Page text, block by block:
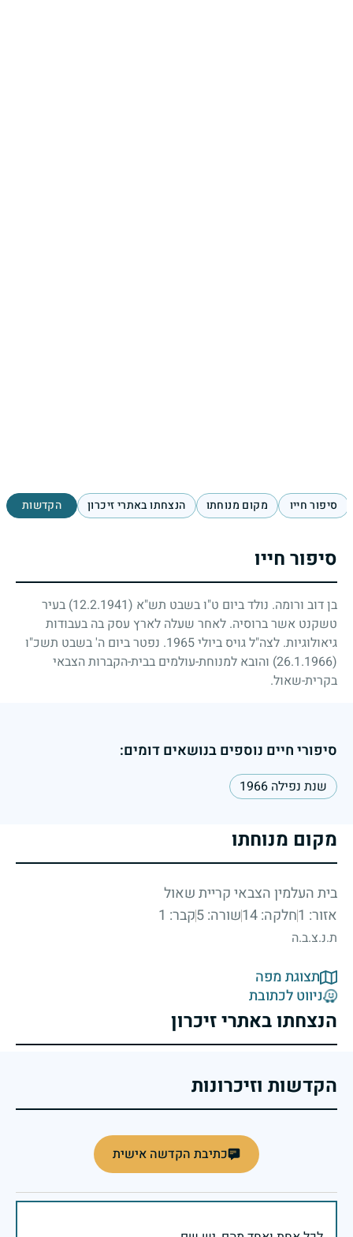
סיפור חייו מקום מנוחתו הנצחתו באתרי זיכרון הקדשות
סיפור חייו
בן דוב ורומה. נולד ביום ט"ו בשבט תש"א (12.2.1941)
בעיר
טשקנט אשר ברוסיה. לאחר שעלה לארץ עסק בה בעבודות
גיאולוגיות. לצה"ל גויס ביולי1965. נפטר ביום ה' בשבט תשכ"ו
(26.1.1966)
והובא למנוחת-עולמים בבית-הקברות הצבאי
בקרית-שאול.
סיפורי חיים נוספים בנושאים דומים:
שנת נפילה 1966
מקום מנוחתו
בית העלמין הצבאי קריית שאול
אזור: 1
חלקה: 14 שורה: 5 קבר: 1
ת.נ.צ.ב.ה
תצוגת מפה
ניווט לכתובת
הנצחתו באתרי זיכרון
הקדשות וזיכרונות
כתיבת הקדשה אישית